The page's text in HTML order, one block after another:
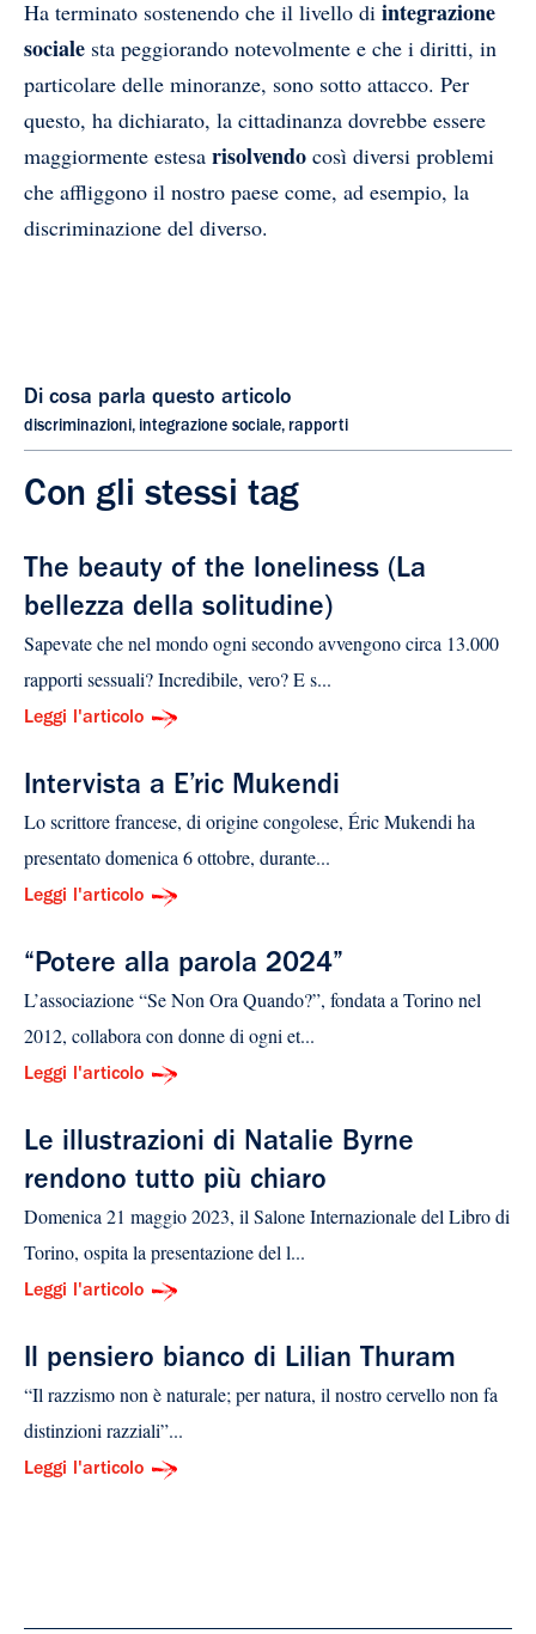
Ha terminato sostenendo che il livello di integrazione
sociale sta peggiorando notevolmente e che i diritti, in
particolare delle minoranze, sono sotto attacco. Per
questo, ha dichiarato, la cittadinanza dovrebbe essere
maggiormente estesa risolvendo così diversi problemi
che affliggono il nostro paese come, ad esempio, la
discriminazione del diverso.
Di cosa parla questo articolo
discriminazioni, integrazione sociale, rapporti
Con gli stessi tag
The beauty of the loneliness (La
bellezza della solitudine)
Sapevate che nel mondo ogni secondo avvengono circa 13.000
rapporti sessuali? Incredibile, vero? E s...
Leggi l'articolo
Intervista a E’ric Mukendi
Lo scrittore francese, di origine congolese, Éric Mukendi ha
presentato domenica 6 ottobre, durante...
Leggi l'articolo
“Potere alla parola 2024”
L’associazione “Se Non Ora Quando?”, fondata a Torino nel
2012, collabora con donne di ogni et...
Leggi l'articolo
Le illustrazioni di Natalie Byrne
rendono tutto più chiaro
Domenica 21 maggio 2023, il Salone Internazionale del Libro di
Torino, ospita la presentazione del l...
Leggi l'articolo
Il pensiero bianco di Lilian Thuram
“Il razzismo non è naturale; per natura, il nostro cervello non fa
distinzioni razziali”...
Leggi l'articolo